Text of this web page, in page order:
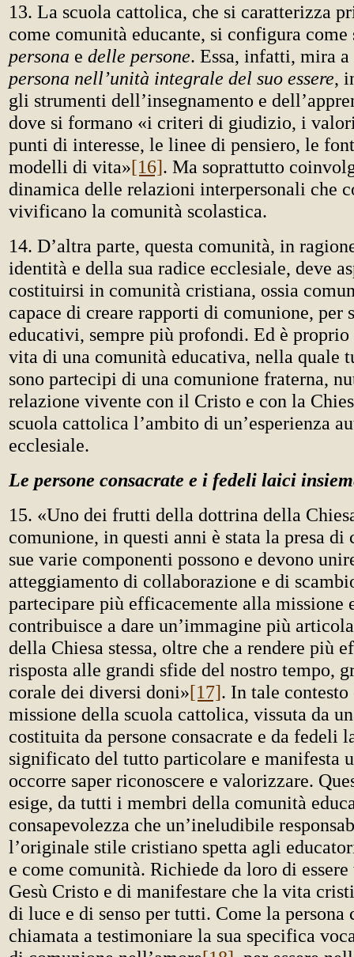
13. La scuola cattolica, che si caratterizza
come comunità educante, si configura
persona e delle persone. Essa, infatti, mira
persona nell’unità integrale del suo essere,
gli strumenti dell’insegnamento e
dove si formano «i criteri di giudizio, i
punti di interesse, le linee di pensiero, le
modelli di vita»[16]. Ma soprattutto
dinamica delle relazioni interpersonali che
vivificano la comunità scolastica.
14. D’altra parte, questa comunità, in
identità e della sua radice ecclesiale, deve
costituirsi in comunità cristiana, ossia
capace di creare rapporti di comunione, per
educativi, sempre più profondi. Ed è proprio
vita di una comunità educativa, nella quale
sono partecipi di una comunione fraterna,
relazione vivente con il Cristo e con la
scuola cattolica l’ambito di un’esperienza
ecclesiale.
Le persone consacrate e i fedeli laici
15. «Uno dei frutti della dottrina della
comunione, in questi anni è stata la presa di
sue varie componenti possono e devono
atteggiamento di collaborazione e di
partecipare più efficacemente alla missione
contribuisce a dare un’immagine più
della Chiesa stessa, oltre che a rendere più
risposta alle grandi sfide del nostro tempo,
corale dei diversi doni»[17]. In tale
missione della scuola cattolica, vissuta da
costituita da persone consacrate e da fedeli
significato del tutto particolare e manifesta
occorre saper riconoscere e valorizzare.
esige, da tutti i membri della comunità
consapevolezza che un’ineludibile
l’originale stile cristiano spetta agli
e come comunità. Richiede da loro di
Gesù Cristo e di manifestare che la vita
di luce e di senso per tutti. Come la persona
chiamata a testimoniare la sua specifica